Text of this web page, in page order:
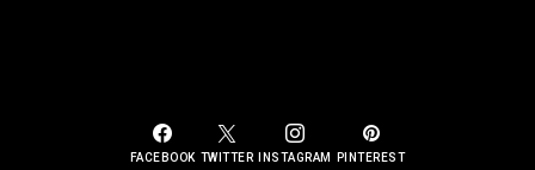
FACEBOOK TWITTER
INSTAGRAM
PINTEREST